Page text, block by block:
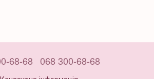
68-68 068 300-68-68